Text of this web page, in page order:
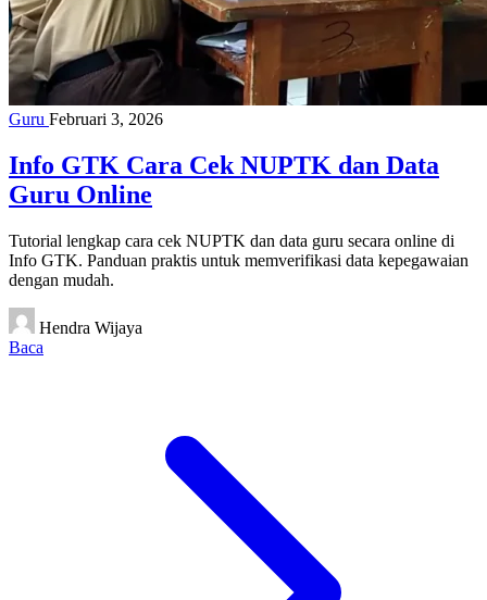
Guru Februari 3, 2026
Info GTK Cara Cek NUPTK dan Data
Guru Online
Tutorial lengkap cara cek NUPTK dan data guru secara online di
Info GTK. Panduan praktis untuk memverifikasi data kepegawaian
dengan mudah.
Hendra Wijaya
Baca